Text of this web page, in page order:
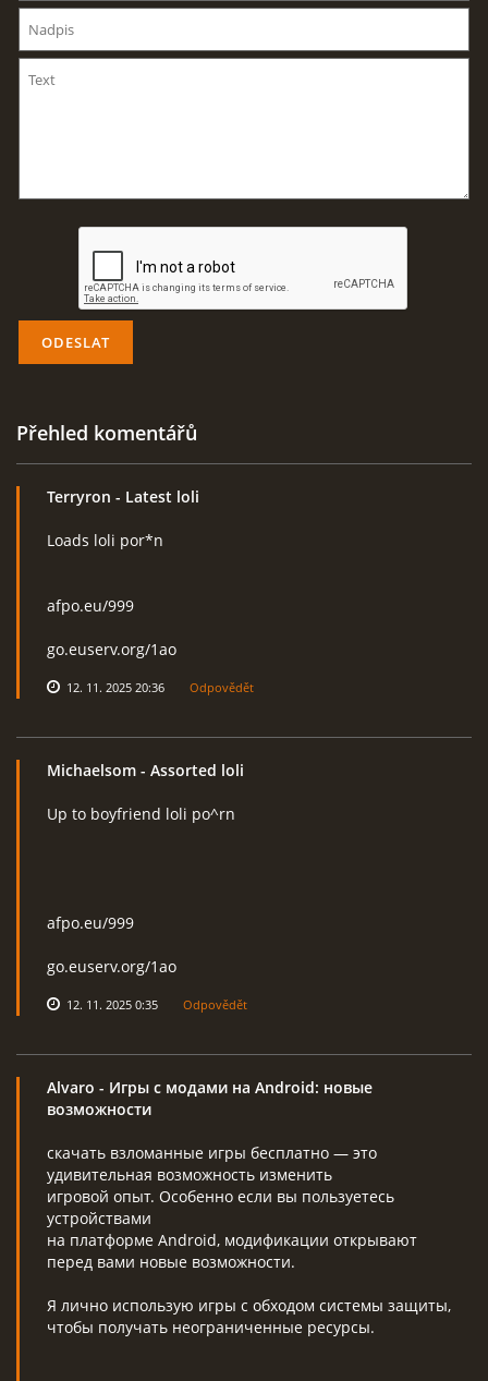
AKTUALITY
DISKUZE
PLOCHA HOLEŠOV
Přehled komentářů
Terryron - Latest loli
Loads loli por*n
afpo.eu/999
go.euserv.org/1ao
12. 11. 2025 20:36 Odpovědět
Michaelsom - Assorted loli
Up to boyfriend loli po^rn
afpo.eu/999
go.euserv.org/1ao
12. 11. 2025 0:35 Odpovědět
Alvaro - Игры с модами на Android: новые
возможности
скачать взломанные игры бесплатно — это
удивительная возможность изменить
игровой опыт. Особенно если вы пользуетесь
устройствами
на платформе Android, модификации открывают
перед вами новые возможности.
Я лично использую игры с обходом системы защиты,
чтобы получать неограниченные ресурсы.